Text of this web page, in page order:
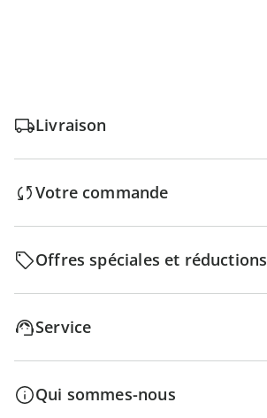
Livraison
Votre commande
Offres spéciales et réductions
Service
Qui sommes-nous